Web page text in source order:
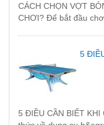
CÁCH CHỌN VỢT
CHƠI? Để bắt đầu chơi
5
5 ĐIỀU CẦN BIẾT